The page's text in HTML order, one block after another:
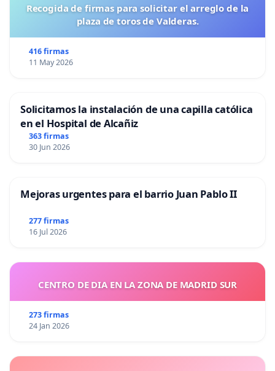
Recogida de firmas para solicitar el arreglo de la
plaza de toros de Valderas.
416 firmas
11 May 2026
Solicitamos la instalación de una capilla católica
en el Hospital de Alcañiz
363 firmas
30 Jun 2026
Mejoras urgentes para el barrio Juan Pablo II
277 firmas
16 Jul 2026
CENTRO DE DIA EN LA ZONA DE MADRID SUR
273 firmas
24 Jan 2026